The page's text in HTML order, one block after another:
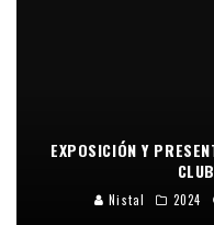
EXPOSICIÓN Y
Nistal 2024